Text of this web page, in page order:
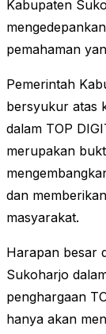
Kabupaten
pemahaman
Pemerintah
bersyukur atas
dalam TOP
merupakan
dan
masyarakat.
Harapan besar
Sukoharjo
penghargaan
hanya akan